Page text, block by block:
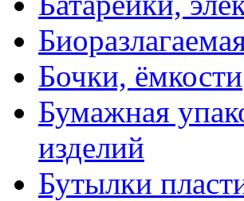
Бочки, ёмкости
Бумажная
изделий
Бутылки